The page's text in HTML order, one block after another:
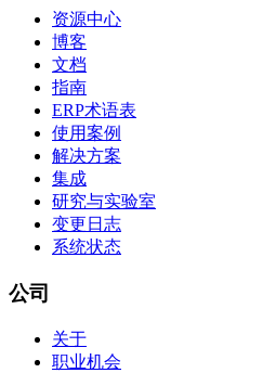
资源中心
博客
文档
指南
ERP术语表
使用案例
解决方案
集成
研究与实验室
变更日志
系统状态
公司
关于
职业机会